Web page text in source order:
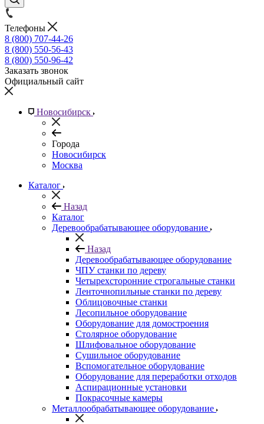
Телефоны
8 (800) 707-44-26
8 (800) 550-56-43
8 (800) 550-96-42
Заказать звонок
Официальный сайт
Новосибирск
Города
Новосибирск
Москва
Каталог
Назад
Каталог
Деревообрабатывающее оборудование
Назад
Деревообрабатывающее оборудование
ЧПУ станки по дереву
Четырехсторонние строгальные станки
Ленточнопильные станки по дереву
Облицовочные станки
Лесопильное оборудование
Оборудование для домостроения
Столярное оборудование
Шлифовальное оборудование
Сушильное оборудование
Вспомогательное оборудование
Оборудование для переработки отходов
Аспирационные установки
Покрасочные камеры
Металлообрабатывающее оборудование